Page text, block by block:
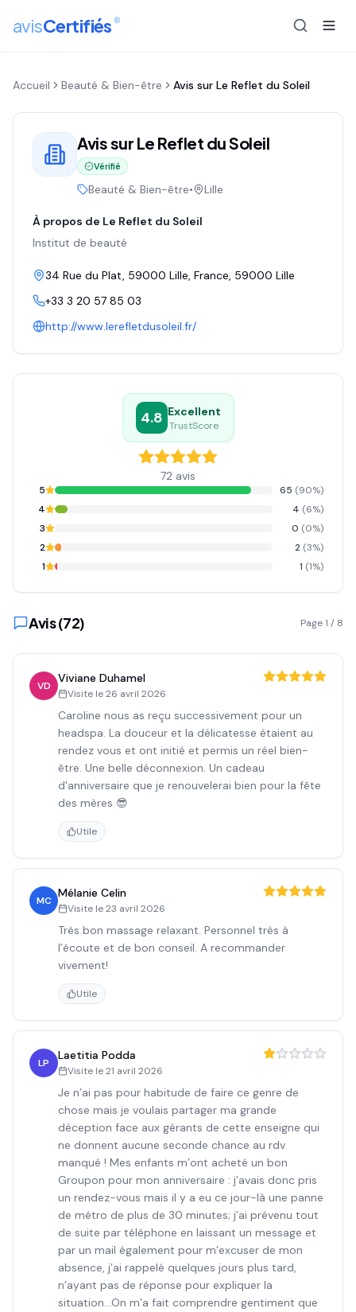
avisCertifiés ®
Accueil Beauté & Bien-être Avis sur Le Reflet du Soleil
Avis sur Le Reflet du Soleil
Vérifié
Beauté & Bien-être• Lille
À propos de Le Reflet du Soleil
Institut de beauté
34 Rue du Plat, 59000 Lille, France, 59000 Lille
+33 3 20 57 85 03
http://www.lerefletdusoleil.fr/
4.8 Excellent
TrustScore
72 avis
5 65 (90%)
4
4 (6%)
3
0 (0%)
2
2 (3%)
1
1 (1%)
Avis (72) Page1 / 8
VD
Viviane Duhamel
Visite le26 avril 2026
Caroline nous as reçu successivement pour un
headspa. La douceur et la délicatesse étaient au
rendez vous et ont initié et permis un réel bien-
être. Une belle déconnexion. Un cadeau
d'anniversaire que je renouvelerai bien pour la fête
des mères 😎
Utile
MC
Mélanie Celin
Visite le23 avril 2026
Très bon massage relaxant. Personnel très à
l’écoute et de bon conseil. A recommander
vivement!
Utile
LP
Laetitia Podda
Visite le21 avril 2026
Je n’ai pas pour habitude de faire ce genre de
chose mais je voulais partager ma grande
déception face aux gérants de cette enseigne qui
ne donnent aucune seconde chance au rdv
manqué ! Mes enfants m’ont acheté un bon
Groupon pour mon anniversaire : j’avais donc pris
un rendez-vous mais il y a eu ce jour-là une panne
de métro de plus de 30 minutes; j’ai prévenu tout
de suite par téléphone en laissant un message et
par un mail également pour m’excuser de mon
absence, j’ai rappelé quelques jours plus tard,
n’ayant pas de réponse pour expliquer la
situation…On m’a fait comprendre gentiment que